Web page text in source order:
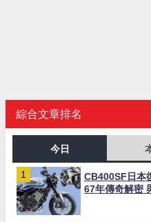
綜合文章排名
今日
CB400SF日本
67年傳奇解密